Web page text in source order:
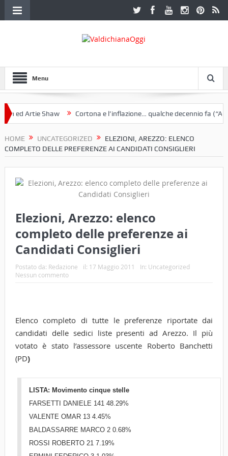
Menu
Shaw Cortona e l’inflazione… qualche decennio fa (“Anche oggi
HOME UNCATEGORIZED
ELEZIONI, AREZZO: ELENCO
COMPLETO DELLE PREFERENZE AI CANDIDATI CONSIGLIERI
Elezioni, Arezzo: elenco
completo delle preferenze ai
Candidati Consiglieri
Postato da: Redazione il: 17 Maggio 2011 In: Uncategorized
Nessun commento
Elenco completo di tutte le preferenze riportate dai
candidati delle sedici liste presenti ad Arezzo. Il più
votato è stato l’assessore uscente Roberto Banchetti
(PD)
LISTA: Movimento cinque stelle
FARSETTI DANIELE 141 48.29%
VALENTE OMAR 13 4.45%
BALDASSARRE MARCO 2 0.68%
ROSSI ROBERTO 21 7.19%